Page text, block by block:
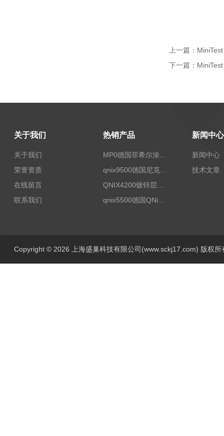
上一篇：
下一篇：
关于我们
关于我们
荣誉资质
在线留言
联系我们
热销产品
qnix9500德国尼克斯涂镀层测厚仪
QNIX4200镀锌层测厚
新闻中心
新闻中心
技术文章
Copyright © 2026 上海盛巢科技有限公司(www.sckj17.com) 版权所